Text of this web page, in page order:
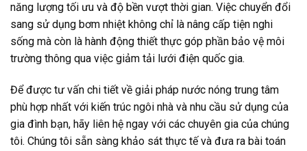
năng lượng tối ưu và độ bền vượt thời gian. Việc chuyển đổi
sang sử dụng bơm nhiệt không chỉ là nâng cấp tiện nghi
sống mà còn là hành động thiết thực góp phần bảo vệ môi
trường thông qua việc giảm tải lưới điện quốc gia.
Để được tư vấn chi tiết về giải pháp nước nóng trung tâm
phù hợp nhất với kiến trúc ngôi nhà và nhu cầu sử dụng của
gia đình bạn, hãy liên hệ ngay với các chuyên gia của chúng
tôi. Chúng tôi sẵn sàng khảo sát thực tế và đưa ra bài toán